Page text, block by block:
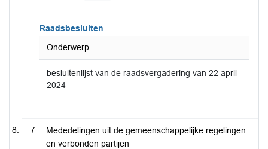
Raadsbesluiten
Onderwerp
besluitenlijst van de raadsvergadering van 22 april
2024
7
Mededelingen uit de gemeenschappelijke regelingen
en verbonden partijen